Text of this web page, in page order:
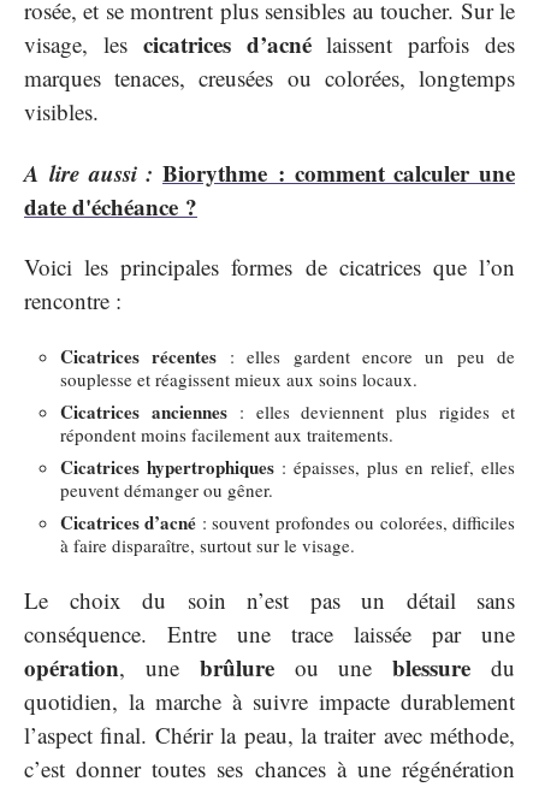
rosée, et se montrent plus sensibles au toucher. Sur le
visage, les cicatrices d’acnélaissent parfois des
marques tenaces, creusées ou colorées, longtemps
visibles.
A lire aussi : Biorythme : comment calculer une
date d'échéance ?
Voici les principales formes de cicatrices que l’on
rencontre :
Cicatrices récentes : elles gardent encore un peu de
souplesse et réagissent mieux aux soins locaux.
Cicatrices anciennes: elles deviennent plus rigides et
répondent moins facilement aux traitements.
Cicatrices hypertrophiques : épaisses, plus en relief, elles
peuvent démanger ou gêner.
Cicatrices d’acné : souvent profondes ou colorées, difficiles
à faire disparaître, surtout sur le visage.
Le choix du soin n’est pas un détail sans
conséquence. Entre une trace laissée par une
opération, une brûlureou uneblessure du
quotidien, la marche à suivre impacte durablement
l’aspect final. Chérir la peau, la traiter avec méthode,
c’est donner toutes ses chances à une régénération